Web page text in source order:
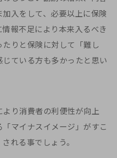
入をして、必要以上に保険
報不足により本来入るべき
りと保険に対して「難し
ている方も多かったと思い
り消費者の利便性が向上
マイナスイメージ」がすこ
れる事でしょう。